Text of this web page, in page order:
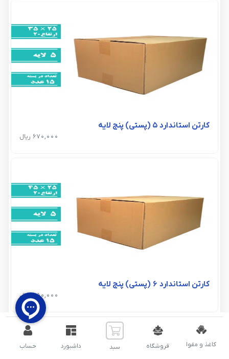
کاغذ و مقوا فروشگاه سبد داشبورد حساب
کارتن استاندارد 5 (پستی) پنج لایه
670,000 ریال
کارتن استاندارد 6 (پستی) پنج لایه
750,000 ریال